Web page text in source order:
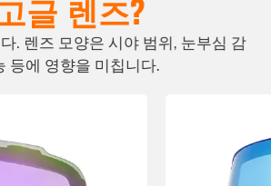
글 렌즈?
. 렌즈 모양은 시야 범위, 눈부심 감
등에 영향을 미칩니다.